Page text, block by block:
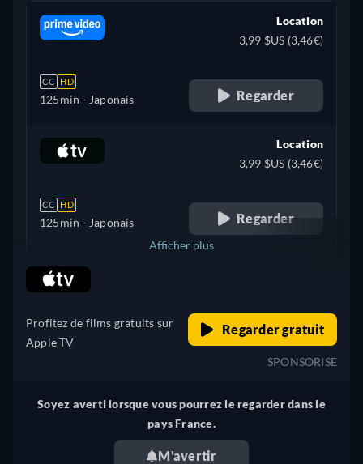
CC HD
125min - Japonais
Location
3,99 $US (3,46€)
Regarder
CC HD
125min - Japonais
Location
3,99 $US (3,46€)
Regarder
Royaume-Uni
Afficher plus
Profitez de films gratuits sur
Apple TV
Regarder gratuit
SPONSORISE
Soyez averti lorsque vous pourrez le regarder dans le
pays France.
M'avertir